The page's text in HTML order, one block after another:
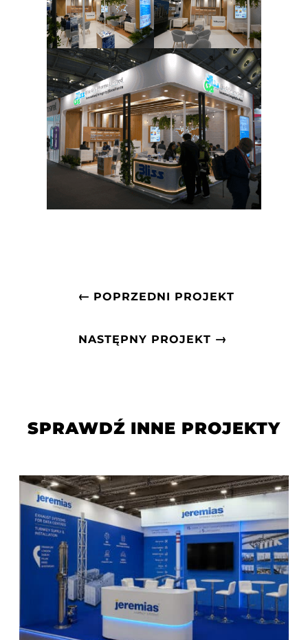
← POPRZEDNI PROJEKT
NASTĘPNY PROJEKT →
SPRAWDŹ INNE PROJEKTY